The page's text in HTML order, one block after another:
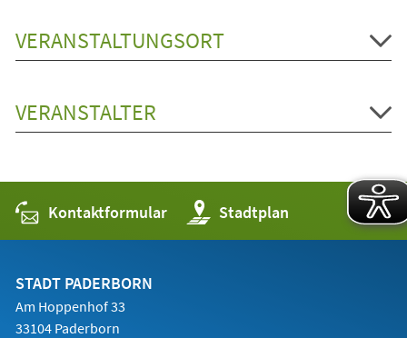
VERANSTALTUNGSORT
VERANSTALTER
Kontaktformular Stadtplan
(Öffnet
in
einem
STADT PADERBORN
Am Hoppenhof 33
33104 Paderborn